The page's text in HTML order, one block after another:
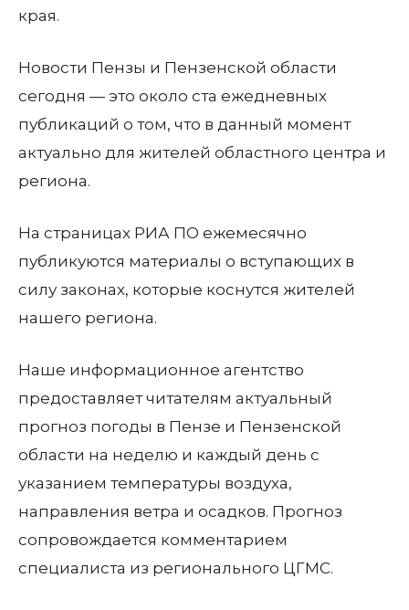
края.
Новости Пензы и Пензенской области
сегодня — это около ста ежедневных
публикаций о том, что в данный момент
актуально для жителей областного центра и
региона.
На страницах РИА ПО ежемесячно
публикуются материалы о вступающих в
силу законах, которые коснутся жителей
нашего региона.
Наше информационное агентство
предоставляет читателям актуальный
прогноз погоды в Пензе и Пензенской
области на неделю и каждый день с
указанием температуры воздуха,
направления ветра и осадков. Прогноз
сопровождается комментарием
специалиста из регионального ЦГМС.